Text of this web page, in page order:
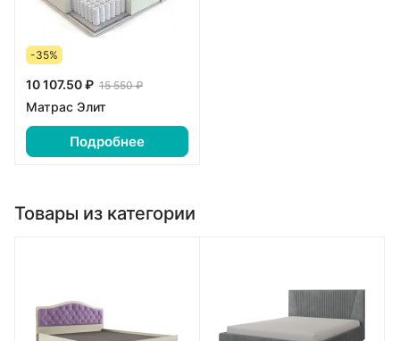
-35%
10 107.50 ₽ 15 550 ₽
Матрас Элит
Подробнее
Товары из категории